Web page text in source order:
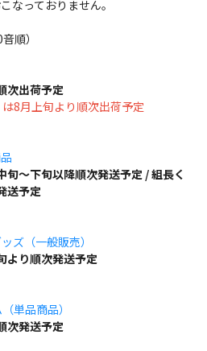
なっておりません。
順）
次出荷予定
8月上旬より順次出荷予定
旬～下旬以降順次発送予定 / 組長く
送予定
ズ（一般販売）
より順次発送予定
単品商品）
次発送予定